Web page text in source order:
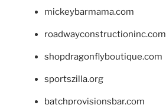
mickeybarmama.com
roadwayconstructioninc.com
shopdragonflyboutique.com
sportszilla.org
batchprovisionsbar.com